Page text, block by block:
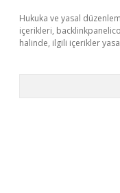
Hukuka ve yasal
içerikleri,
halinde, ilgili içerikler